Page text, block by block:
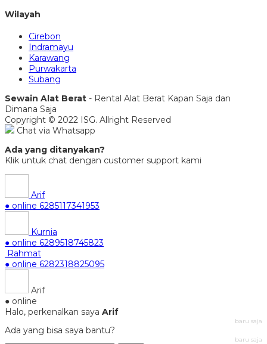
Wilayah
Cirebon
Indramayu
Karawang
Purwakarta
Subang
Sewain Alat Berat - Rental Alat Berat Kapan Saja dan
Dimana Saja
Copyright © 2022 ISG. Allright Reserved
Chat via Whatsapp
Ada yang ditanyakan?
Klik untuk chat dengan customer support kami
Arif
● online 6285117341953
Kurnia
● online 6289518745823
Rahmat
● online 6282318825095
Arif
● online
Halo, perkenalkan saya Arif
baru saja
Ada yang bisa saya bantu?
baru saja